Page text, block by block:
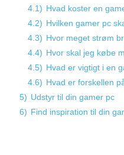
4.1) Hvad koster en
4.2) Hvilken gamer pc
4.3) Hvor meget strøm
4.4) Hvor skal jeg købe
4.5) Hvad er vigtigt i en
4.6) Hvad er forskellen
5) Udstyr til din gamer pc
6) Find inspiration til din